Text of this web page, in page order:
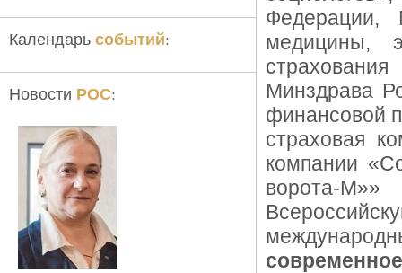
Календарь событий:
Новости РОС:
Федерации,
медицины,
Минздрава
финансовой
страховая
компании
ворота-М»»